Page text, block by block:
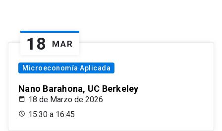
18 MAR
Microeconomía Aplicada
Nano Barahona, UC Berkeley
18 de Marzo de 2026
15:30 a 16:45